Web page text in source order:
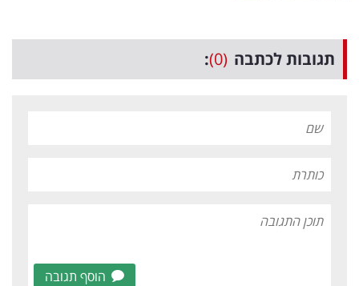
תגובות לכתבה (0)
:
הוסף תגובה